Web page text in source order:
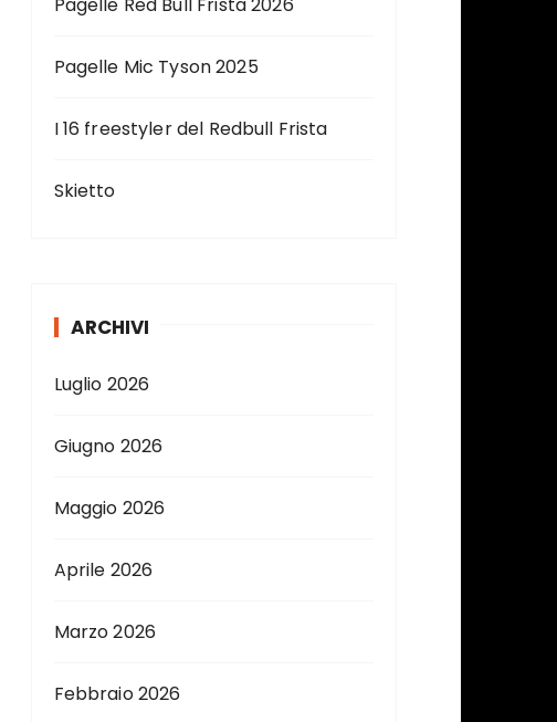
Pagelle Mic Tyson 2025
I 16 freestyler del Redbull Frista
Skietto
ARCHIVI
Luglio 2026
Giugno 2026
Maggio 2026
Aprile 2026
Marzo 2026
Febbraio 2026